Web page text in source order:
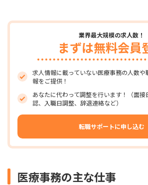
業界最大規模の求人数！
まずは無料会員
求人情報に載っていない医療事務の人数
報をご提供！
あなたに代わって調整を行います！（面
認、入職日調整、辞退連絡など）
転職サポートに申し込む
医療事務の主な仕事